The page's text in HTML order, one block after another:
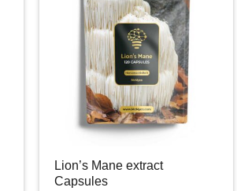
Lion’s Mane extract
Capsules